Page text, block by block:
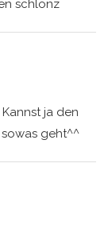
schlonz
ja den
geht^^